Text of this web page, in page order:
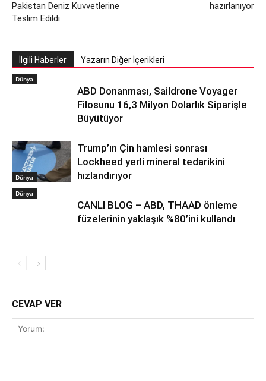
Pakistan Deniz Kuvvetlerine
Teslim Edildi
hazırlanıyor
İlgili Haberler Yazarın Diğer İçerikleri
Dünya
ABD Donanması, Saildrone Voyager
Filosunu 16,3 Milyon Dolarlık Siparişle
Büyütüyor
Dünya
Trump’ın Çin hamlesi sonrası
Lockheed yerli mineral tedarikini
hızlandırıyor
Dünya
CANLI BLOG – ABD, THAAD önleme
füzelerinin yaklaşık %80’ini kullandı
CEVAP VER